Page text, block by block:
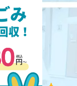
み
収！